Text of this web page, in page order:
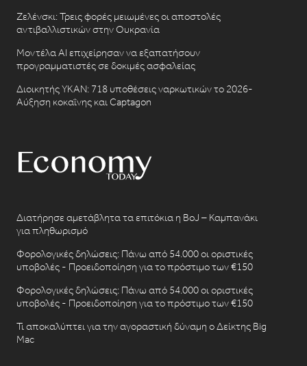
Ζελένσκι: Τρεις φορές μειωμένες οι αποστολές
αντιβαλλιστικών στην Ουκρανία
Μοντέλα AI επιχείρησαν να εξαπατήσουν
προγραμματιστές σε δοκιμές ασφαλείας
Διοικητής ΥΚΑΝ: 718 υποθέσεις ναρκωτικών το 2026-
Αύξηση κοκαΐνης και Captagon
Διατήρησε αμετάβλητα τα επιτόκια η BoJ – Καμπανάκι
για πληθωρισμό
Φορολογικές δηλώσεις: Πάνω από 54.000 οι οριστικές
υποβολές - Προειδοποίηση για το πρόστιμο των €150
Φορολογικές δηλώσεις: Πάνω από 54.000 οι οριστικές
υποβολές - Προειδοποίηση για το πρόστιμο των €150
Τι αποκαλύπτει για την αγοραστική δύναμη ο Δείκτης Big
Mac